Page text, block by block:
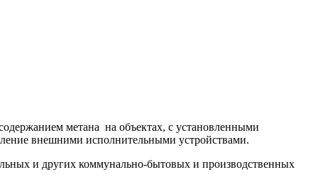
метана на объектах, с установленными
внешними исполнительными устройствами.
и других коммунально-бытовых и производственных